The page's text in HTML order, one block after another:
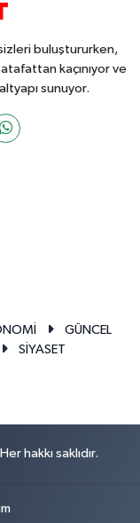
buluştururken,
kaçınıyor ve
sunuyor.
GÜNCEL
SİYASET
hakkı saklıdır.